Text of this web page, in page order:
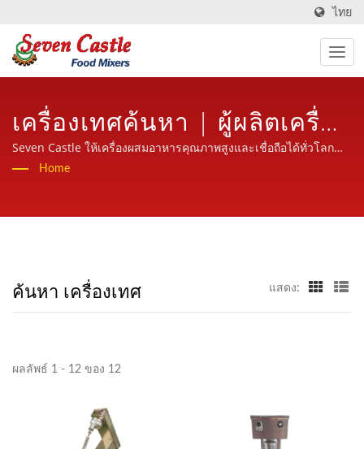
ไทย
เครื่องเทศค้นหา | ผู้ผลิตเครื่อง
ผสมอาหารเป็นเวลา 30 ปีใน
อาหาร | Seven Castle
Seven Castle ให้เครื่องผสมอาหารคุณภาพสูงและเชื่อถือได้ทั่วโลก
พร้อมบริการที่เป็นมิตร มืออาชีพและมีประสบการณ์
Home
ค้นหา เครื่องเทศ แสดง:
ผลลัพธ์ 1 - 12 ของ 12